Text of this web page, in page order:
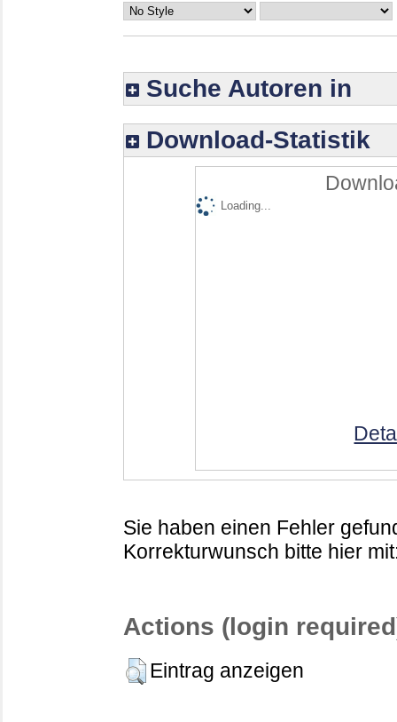
Suche Autoren in
Download-Statistik
Loading...
Sie haben einen Fehler
Korrekturwunsch bitte hier
Actions (login
Eintrag anzeigen